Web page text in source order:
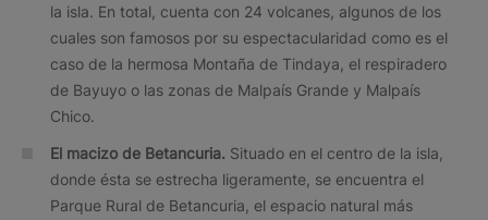
la isla. En total, cuenta con 24 volcanes, algunos de los
cuales son famosos por su espectacularidad como es el
caso de la hermosa Montaña de Tindaya, el respiradero
de Bayuyo o las zonas de Malpaís Grande y Malpaís
Chico.
El macizo de Betancuria. Situado en el centro de la isla,
donde ésta se estrecha ligeramente, se encuentra el
Parque Rural de Betancuria, el espacio natural más